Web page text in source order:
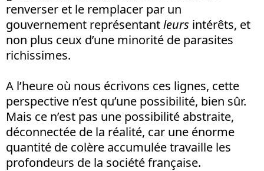
renverser et le remplacer par un
gouvernement représentantleurs intérêts, et
non plus ceux d’une minorité de parasites
richissimes.
A l’heure où nous écrivons ces lignes, cette
perspective n’est qu’une possibilité, bien sûr.
Mais ce n’est pas une possibilité abstraite,
déconnectée de la réalité, car une énorme
quantité de colère accumulée travaille les
profondeurs de la société française.